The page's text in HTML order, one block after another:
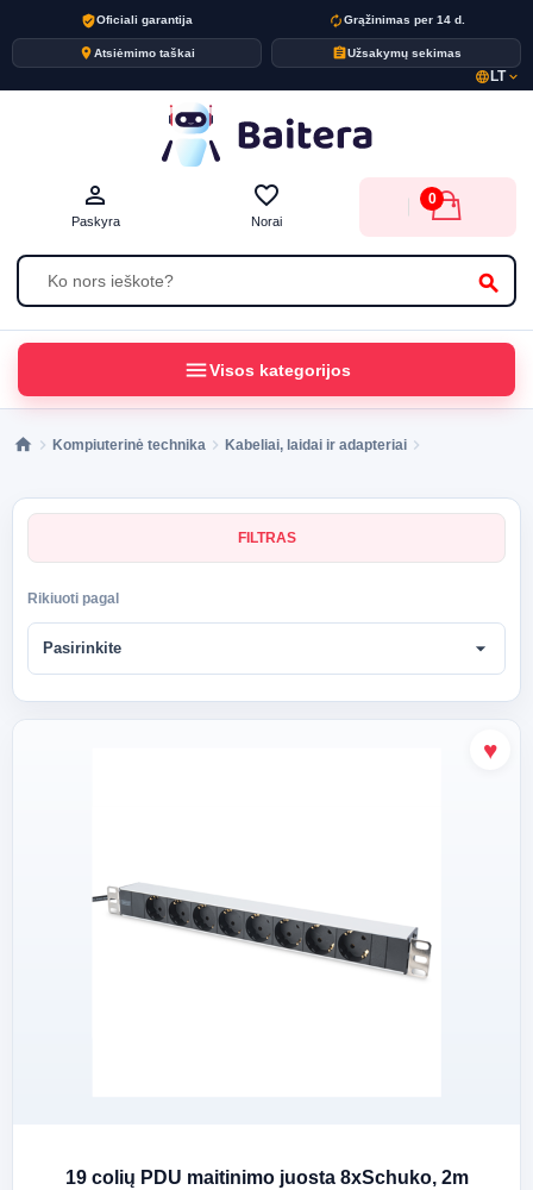
verified_userOficiali garantija autorenewGrąžinimas per 14 d.
placeAtsiėmimo taškai assignmentUžsakymų sekimas
language LTexpand_more
search
person_outline
Paskyra
favorite_border
Norai
0
menuVisos kategorijos
Kompiuterinė technika Kabeliai, laidai ir adapteriai
FILTRAS
Rikiuoti pagal
Pasirinkite arrow_drop_down
19 colių PDU maitinimo juosta 8xSchuko, 2m